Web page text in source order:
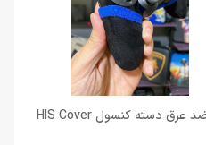
کاور ضد عرق دسته کنسول HIS Cover